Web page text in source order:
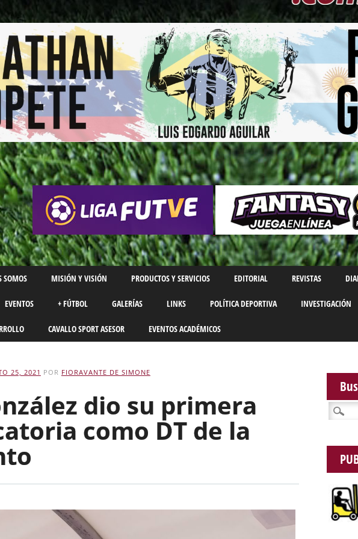
SOMOS MISIÓN Y VISIÓN PRODUCTOS Y SERVICIOS EDITORIAL REVISTAS
EVENTOS + FÚTBOL GALERÍAS LINKS POLÍTICA DEPORTIVA INVESTIGACIÓN
CAVALLO SPORT ASESOR EVENTOS ACADÉMICOS
25, 2021 POR FIORAVANTE DE SIMONE
dio su primera
como DT de la
Buscar: